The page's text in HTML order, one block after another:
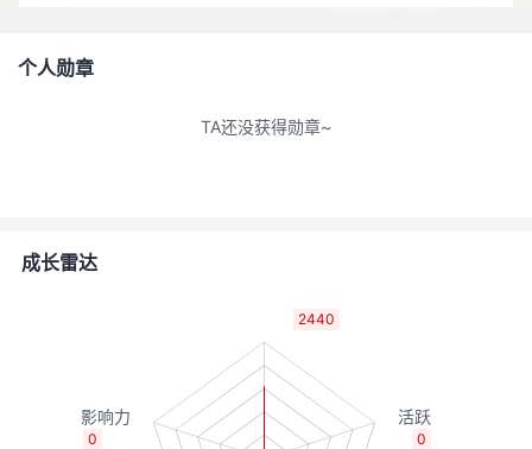
者
个人勋章
TA还没获得勋章~
成长雷达
2440
0
0